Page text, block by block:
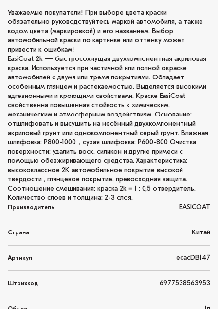
Уважаемые покупатели! При выборе цвета краски
обязательно руководствуйтесь маркой автомобиля, а также
кодом цвета (маркировкой) и его названием. Выбор
автомобильной краски по картинке или оттенку может
привести к ошибкам!
EasiCoat 2k — быстросохнущая двухкомпонентная акриловая
краска. Используется при частичной или полной окраске
автомобилей с двумя или тремя покрытиями. Обладает
особенным глянцем и растекаемостью. Выделяется высокими
адгезионными и кроющими свойствами. Краске EasiCoat
свойственна повышенная стойкость к химическим,
механическим и атмосферным воздействиям. Основание:
отшлифовать и высушить на несённый двухкомпонентный
акриловый грунт или однокомпонентный серый грунт. Влажная
шлифовка: P800-1000，сухая шлифовка: P600-800 Очистка
поверхности: удалить воск, силикон и другие примеси с
помощью обезжиривающего средства. Характеристика:
высококлассное 2K автомобильное покрытие высокой
твердости , глянцевое покрытие, превосходная защита.
Соотношение смешивания: краска 2k = 1 : 0,5 отвердитель.
Количество слоев и толщина: 2-3 слоя.
Производитель EASICOAT
Страна Китай
Артикул ecacDB147
Штрихкод 6977538563953